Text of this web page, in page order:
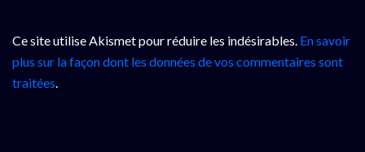
Ce site utilise Akismet pour réduire les indésirables. En savoir
plus sur la façon dont les données de vos commentaires sont
traitées.